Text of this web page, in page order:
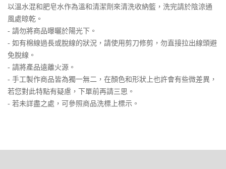
以溫水混和肥皂水作為溫和清潔劑來清洗收納籃，洗完請於陰涼通
風處晾乾。
- 請勿將商品曝曬於陽光下。
- 如有棉線過長或脫線的狀況，請使用剪刀修剪，勿直接拉出線頭避
免脫線。
- 請將產品遠離火源。
- 手工製作商品皆為獨一無二，在顏色和形狀上也許會有些微差異，
若您對此特點有疑慮，下單前再請三思。
- 若未詳盡之處，可參照商品洗標上標示。